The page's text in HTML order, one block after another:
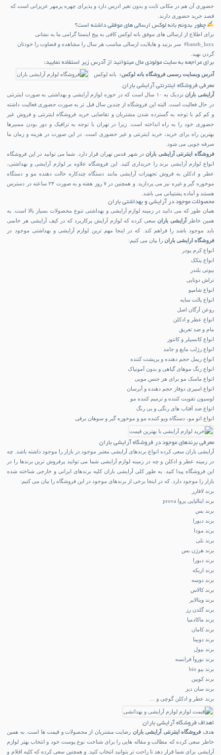
حضوری آن هم در مکانی ثابت و بدون تغیر ادرس دارد و پذیرای چهره پرمهر عزیزانی است که
قصد خرید حضوری دارند.
چطور بدونم بانه لوکس ارسالی های موفقی داشته است؟
برای اطلاع از ارسالی های موفق بانه لوکس کافی به پیج اینستا گرامی ما به نشانی
baneh_luxx# سر بزنید و هایلایت ارسالی مناسب هر سال را مشاهده و قضاوت را خودتان
گردن نهید.
برای مراجعه به سایت مولودی مال میتوانید از آدرس زیر استفاده نمایید:
آدرس وبسایت رسمی فروشگاه بانه لوکس: بانه لوکس
معرفی فروشگاه اینترنتی آرایشی باران
آرایشی باران
نزدیک به ۱۰ سال است که در حوزه لوازم آرایشی و بهداشتی به صورت اینترنتی
در حال فعالیت است. البته این فروشگاه از چندین سال قبل تر به صورت حضوری فعالیت داشته
و کم کم با توجه به گسترده شدن مشتریان و تقاضایی خرید فروشگاه اینترنتی و فروش غیر
حضوری خود را به راه انداخته است. زیرا در تهران با توجه به ترافیک و دور بودن مسیرها
بهترین راه برای خرید، خرید اینترنتی و غیر حضوری است. در این صورت در هزینه و زمان ما
صرفه جویی می شود.
فروشگاه اینترنتی آرایشی باراندر شهر قدس تهران قرار دارد. شما می توانید در این فروشگاه
انواع لوازم آرایشی برند را خریداری کنید. این فروشگاه علاوه بر لوازم آرایشی و بهداشتی،
عطر و ادکلن به فروش تجهیزات آرایشی مانند دستگاه چندکاره حالت دهنده مو و دستگاه
موخوره گیر و غیره نیز می پردازید. و همچنین در ۷ روز هفته و به صورت ۲۴ ساعته در دسترس
هستند و آماده پشتیبانی می باشد.
محصولات موجود در آرایشی و بهداشتی باران
همان طور که می دانید در زمینه لوازم آرایشی و بهداشتی تنوع محصولات بسیار بالا است. به
همین خاطر آرایشی باران سعی کرده که لوازم آرایش پرکاربرد که در کیف آرایشی هر خانمی
باید موجود باشد را فراهم کند. که در اینجا مهم ترین لوازم آرایشی و بهداشتی موجود در
فروشگاه ارایشی باران را بیان می کنیم:
انواع کرم پودر
انواع پنکک
بیوتی بلندر
تراش دوتایی
انواع شامپو
انواع پالت سایه
روعن آرگان اصل
انواع عطر و ادکلن
مام و ضد تعریق
انواع کانسیلر و کانتور
انواع رژلب مایع و جامد
انواع ریمل حجم دهنده و پرپشت کننده
انواع رنگ موهای گیاهی و بدون آمونیاک
انواع ماسک مو برای هر جنس مویی
انواع اسپری دوفاز حجم دهنده و آبرسان
لوسیون تقویت کننده و ترمیم کننده مو
انواع ضد آفتاب های رنگی و بی رنگ
انواع اتو مو، دستگاه ویو کننده مو و موخوره گیر و سوهان برقی
معرفی برندهای موجود در فروشگاه آرایشی باران
آرایشی باران سعی کرده انواع برندهای آرایشی معتبر موجود در بازار را موجود داشته باشد. چه
در زمینه عطر و ادکلن و چه در زمینه لوازم آرایشی شما می توانید پرفروش ترین برندها را در
این فروشگاه پیدا کنید. به طور کلی آرایشی باران کلیه برندهای ایرانی و خارجی شناخته شده
بازار را موجود دارد. که در اینجا برخی از برندهای موجود در این فروشگاه را بیان می کنیم:
برند لافارر
برند ایتالیایی پروا prova
برند بس
برند دبورا
برند مودا
برند نلی
برند هرژن بس
برند دبورا
برند اریکه
برند دوسه
برند کالاس
برند ویتالایر
برند گلدن رز
برند ماکادمیا
برند کامان
برند دوبینا
برند بیول
برند نوروآ فرانسه
برند بیو bio
برند کویین
برند سان دیز
برند عطر و ادکلن گوچی و …
اهداف فروشگاه آرایشی باران
هدف فروشگاه اینترنتی آرایشی باران رضایت مشتریان از محصولات و قیمت ها است. به همین
خاطر سعی کرده که مطالب و مقاله هایی را برای شناخت نوع پوست خود و انتخاب بهتر لوازم
آرایشی برای شما قرار دهد تا راحت تر بتوانید انتخاب کنید. و همچنین سعی کرده که کلیه اقلام و